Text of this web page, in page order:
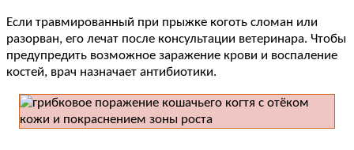
Если травмированный при прыжке коготь сломан или
разорван, его лечат после консультации ветеринара. Чтобы
предупредить возможное заражение крови и воспаление
костей, врач назначает антибиотики.